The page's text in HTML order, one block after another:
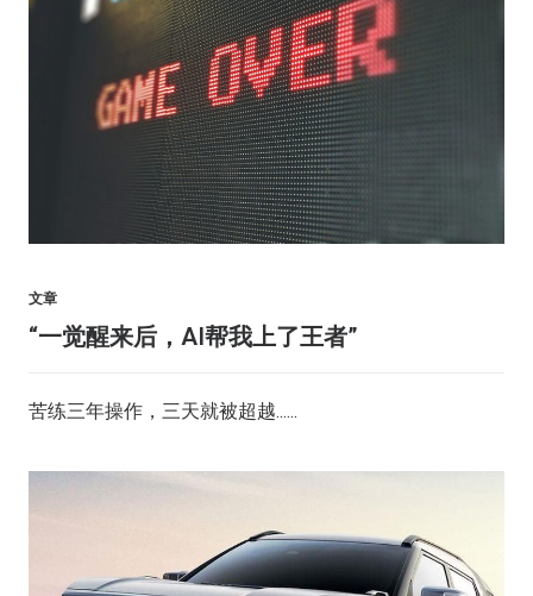
文章
“一觉醒来后，AI帮我上了王者”
苦练三年操作，三天就被超越......